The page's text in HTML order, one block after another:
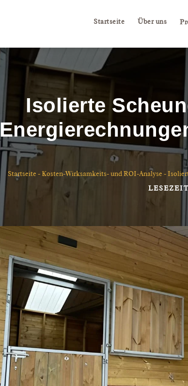
Startseite Über uns
Isolierte
Startseite -Kosten-Wirksamkeits- und ROI-Analyse -